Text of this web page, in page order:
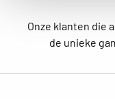
Onze klanten die
de unieke